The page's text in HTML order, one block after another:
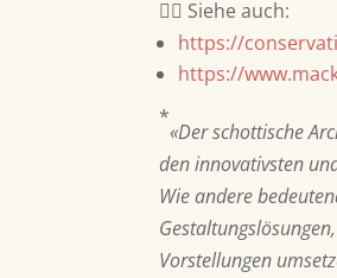
👉🏽 Siehe auch:
https://
https://
*
«Der schottische
den innovativsten
Wie andere
Vorstellungen